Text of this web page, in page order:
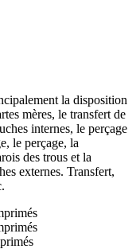
la disposition
mères, le transfert de
internes, le perçage
le perçage, la
des trous et la
externes. Transfert,